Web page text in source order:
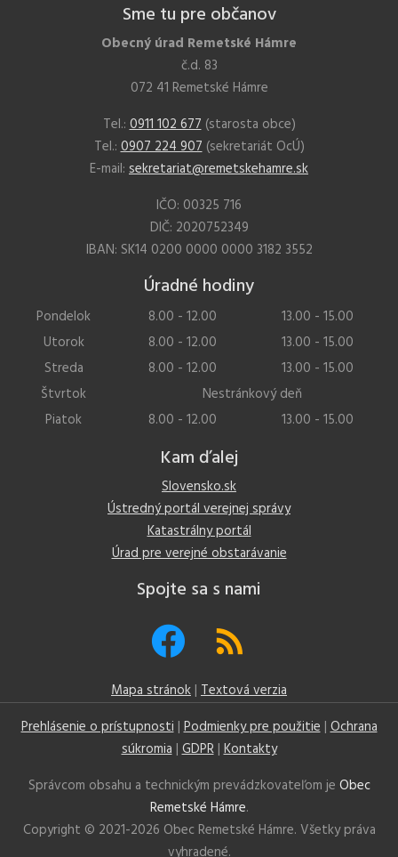
Sme tu pre občanov
Obecný úrad Remetské Hámre
č.d. 83
072 41 Remetské Hámre
Tel.:0911 102 677(starosta obce)
Tel.:0907 224 907(sekretariát OcÚ)
E-mail: sekretariat@remetskehamre.sk
IČO: 00325 716
DIČ: 2020752349
IBAN: SK14 0200 0000 0000 3182 3552
Úradné hodiny
Pondelok 8.00 - 12.00
13.00 - 15.00
Utorok
8.00 - 12.00
13.00 - 15.00
Streda
8.00 - 12.00
13.00 - 15.00
Štvrtok
Nestránkový deň
Piatok
8.00 - 12.00 13.00 - 15.00
Kam ďalej
Slovensko.sk
Ústredný portál verejnej správy
Katastrálny portál
Úrad pre verejné obstarávanie
Spojte sa s nami
Mapa stránok | Textová verzia
Prehlásenie o prístupnosti|Podmienky pre použitie|Ochrana
súkromia|GDPR|Kontakty
Správcom obsahu a technickým prevádzkovateľom je Obec
Remetské Hámre.
Copyright © 2021-2026 Obec Remetské Hámre. Všetky práva